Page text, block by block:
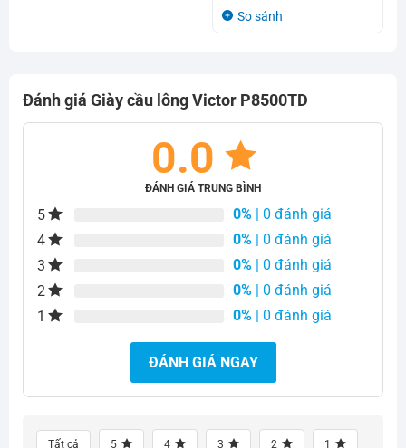
gốc
hiệnSo sánh
Đánh giá Giày cầu lông Victor P8500TD
0.0
ĐÁNH GIÁ TRUNG BÌNH
5 0% | 0 đánh giá
4
0% | 0 đánh giá
3
0% | 0 đánh giá
2
0% | 0 đánh giá
1
0% | 0 đánh giá
ĐÁNH GIÁ NGAY
Tất cả 5 4 3 2 1